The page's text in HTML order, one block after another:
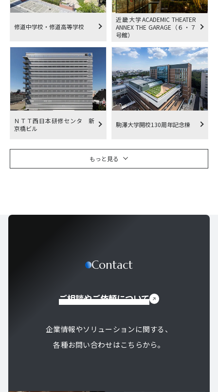
修道中学校・修道高等学校
近畿大学ACADEMIC THEATER
ANNEX THE GARAGE（６・７
号館）
ＮＴＴ西日本研修センタ 新
京橋ビル
駒澤大学開校130周年記念棟
もっと見る
Contact
ご相談やご依頼について
企業情報やソリューションに関する、
各種お問い合わせはこちらから。